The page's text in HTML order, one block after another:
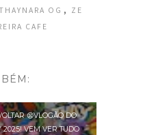
OG ,
ZE
CAFE
😫VLOGÃO DO
2025! VEM VER TUDO